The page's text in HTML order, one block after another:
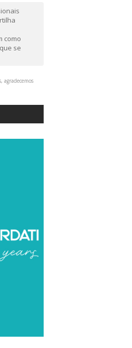
como
se
agradecemos